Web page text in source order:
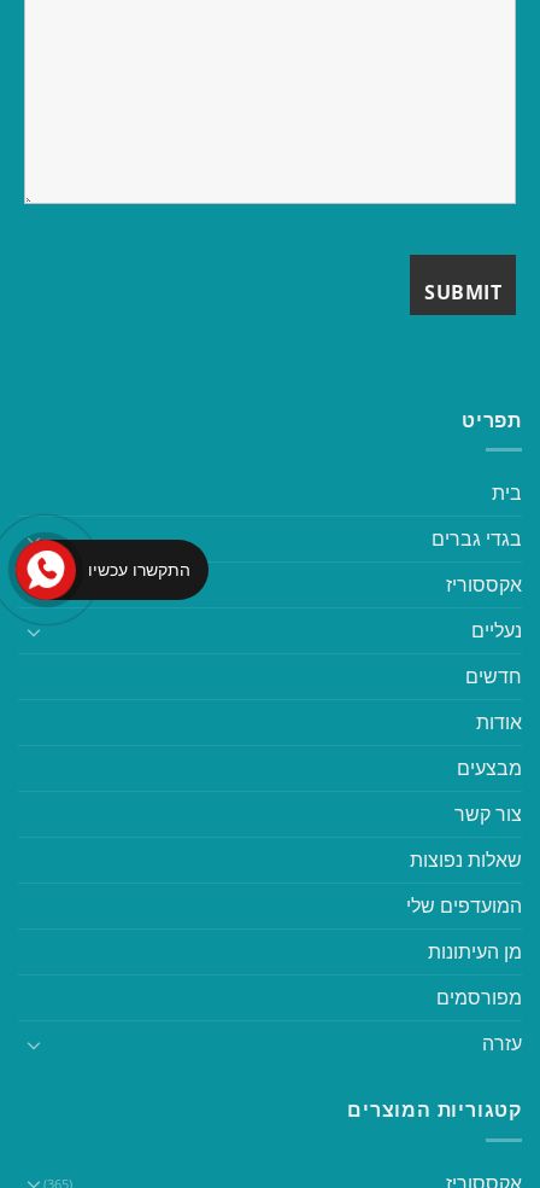
תפריט
בית
בגדי גברים
אקססוריז
נעליים
חדשים
אודות
מבצעים
צור קשר
שאלות נפוצות
המועדפים שלי
מן העיתונות
מפורסמים
עזרה
קטגוריות המוצרים
(365)
התקשרו עכשיו